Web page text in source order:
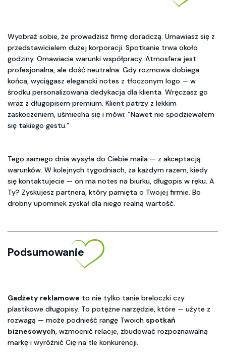
Wyobraź sobie, że prowadzisz firmę doradczą. Umawiasz się z
przedstawicielem dużej korporacji. Spotkanie trwa około
godziny. Omawiacie warunki współpracy. Atmosfera jest
profesjonalna, ale dość neutralna. Gdy rozmowa dobiega
końca, wyciągasz elegancki notes z tłoczonym logo — w
środku personalizowana dedykacja dla klienta. Wręczasz go
wraz z długopisem premium. Klient patrzy z lekkim
zaskoczeniem, uśmiecha się i mówi: “Nawet nie spodziewałem
się takiego gestu.”
Tego samego dnia wysyła do Ciebie maila — z akceptacją
warunków. W kolejnych tygodniach, za każdym razem, kiedy
się kontaktujecie — on ma notes na biurku, długopis w ręku. A
Ty? Zyskujesz partnera, który pamięta o Twojej firmie. Bo
drobny upominek zyskał dla niego realną wartość.
Podsumowanie
Gadżety reklamowe to nie tylko tanie breloczki czy
plastikowe długopisy. To potężne narzędzie, które — użyte z
rozwagą — może podnieść rangę Twoich spotkań
biznesowych, wzmocnić relacje, zbudować rozpoznawalną
markę i wyróżnić Cię na tle konkurencji.